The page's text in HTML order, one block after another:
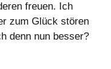
freuen. Ich
zum Glück stören
denn nun besser?